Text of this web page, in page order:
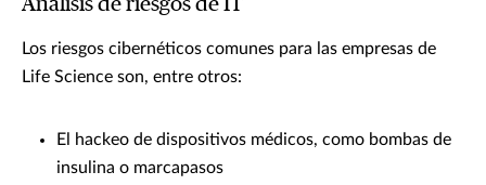
Los riesgos cibernéticos comunes para las empresas de
Life Science son, entre otros:
El hackeo de dispositivos médicos, como bombas de
insulina o marcapasos